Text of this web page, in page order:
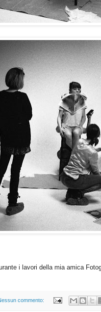
i lavori della mia amica
commento: